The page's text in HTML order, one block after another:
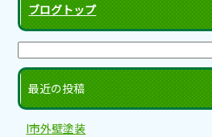
ブログトップ
最近の投稿
I市外壁塗装